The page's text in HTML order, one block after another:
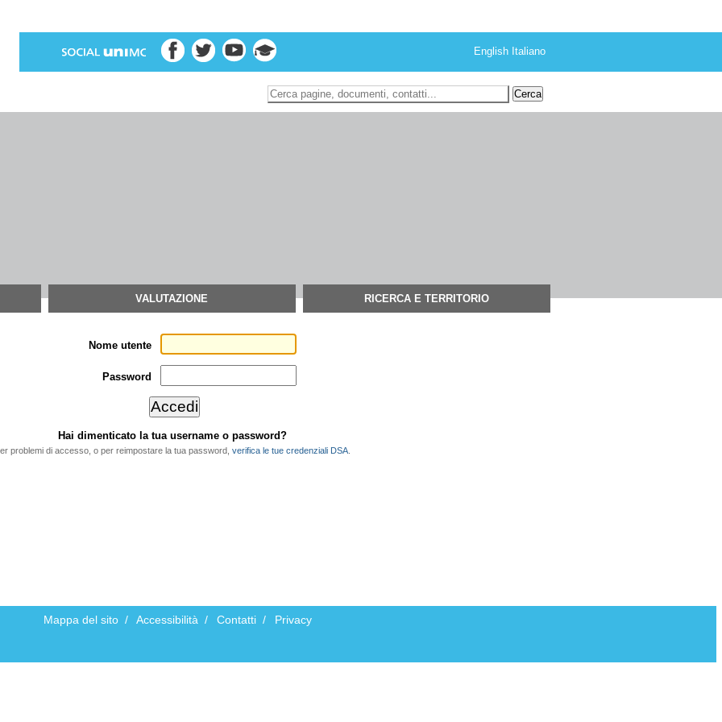
English Italiano
Inserire il termine di ricerca
VALUTAZIONE RICERCA E TERRITORIO
Nome utente
Password
Hai dimenticato la tua username o password?
problemi di accesso, o per reimpostare la tua password, verifica le tue credenziali DSA.
Mappa del sito / Accessibilità / Contatti / Privacy